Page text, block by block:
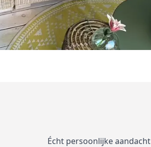
Écht persoonlijke aandacht